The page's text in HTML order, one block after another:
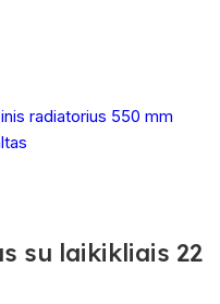
su laikikliais 22